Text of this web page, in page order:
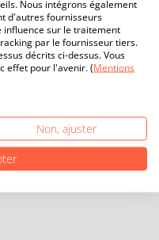
Nous intégrons également
d'autres fournisseurs
influence sur le traitement
par le fournisseur tiers.
décrits ci-dessus. Vous
effet pour l'avenir. (Mentions
Non, ajuster